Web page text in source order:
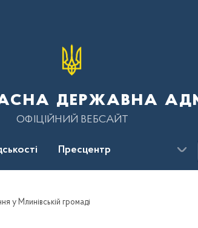
державна
ОФІЦІЙНИЙ ВЕБСАЙТ
Пресцентр
у Млинівській громаді